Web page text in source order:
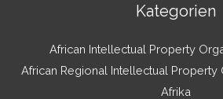
Kategorien
African Intellectual Property
African Regional Intellectual Property
Afrika